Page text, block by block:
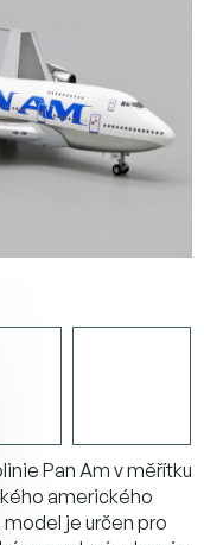
Pan Am v měřítku
amerického
je určen pro